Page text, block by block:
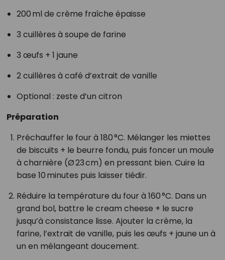
200 ml de crème fraîche épaisse
3 cuillères à soupe de farine
3 œufs + 1 jaune
2 cuillères à café d’extrait de vanille
Optional : zeste d’un citron
Préparation
Préchauffer le four à 180 °C. Mélanger les miettes
de biscuits + le beurre fondu, puis foncer un moule
à charnière (Ø 23 cm) en pressant bien. Cuire la
base 10 minutes puis laisser tiédir.
Réduire la température du four à 160 °C. Dans un
grand bol, battre le cream cheese + le sucre
jusqu’à consistance lisse. Ajouter la crème, la
farine, l’extrait de vanille, puis les œufs + jaune un à
un en mélangeant doucement.